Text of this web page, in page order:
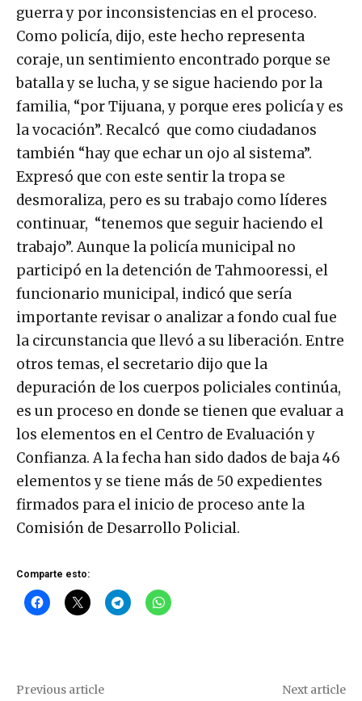
guerra y por inconsistencias en el proceso.
Como policía, dijo, este hecho representa
coraje, un sentimiento encontrado porque se
batalla y se lucha, y se sigue haciendo por la
familia, “por Tijuana, y porque eres policía y es
la vocación”. Recalcó que como ciudadanos
también “hay que echar un ojo al sistema”.
Expresó que con este sentir la tropa se
desmoraliza, pero es su trabajo como líderes
continuar, “tenemos que seguir haciendo el
trabajo”. Aunque la policía municipal no
participó en la detención de Tahmooressi, el
funcionario municipal, indicó que sería
importante revisar o analizar a fondo cual fue
la circunstancia que llevó a su liberación. Entre
otros temas, el secretario dijo que la
depuración de los cuerpos policiales continúa,
es un proceso en donde se tienen que evaluar a
los elementos en el Centro de Evaluación y
Confianza. A la fecha han sido dados de baja 46
elementos y se tiene más de 50 expedientes
firmados para el inicio de proceso ante la
Comisión de Desarrollo Policial.
Comparte esto:
Previous article Next article